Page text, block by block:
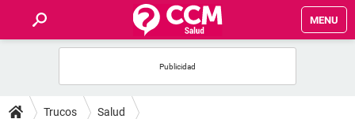
MENU
FOROS
Trucos Salud